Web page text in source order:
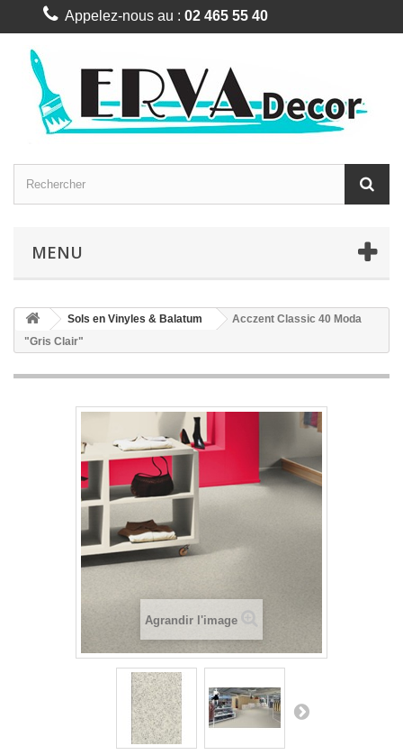
Appelez-nous au :02 465 55 40
MENU
Sols en Vinyles & Balatum
Acczent Classic 40 Moda
"Gris Clair"
Agrandir l'image